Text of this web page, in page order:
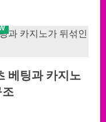
베팅과 카지노